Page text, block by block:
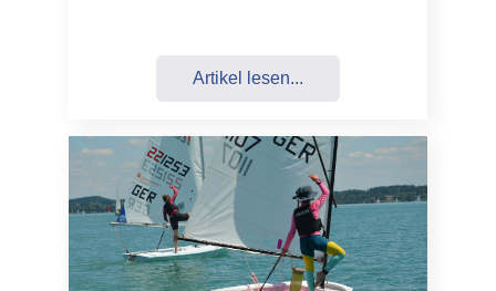
Artikel lesen...